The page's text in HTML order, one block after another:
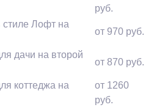
руб.
Лофт на
от 970 руб.
дачи на второй
от 870 руб.
коттеджа на
от 1260
руб.